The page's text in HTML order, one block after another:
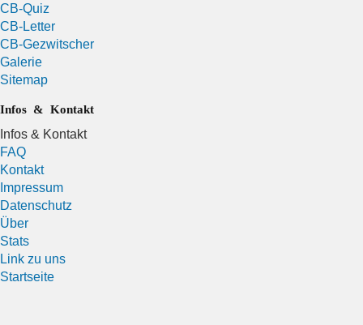
CB-Quiz
CB-Letter
CB-Gezwitscher
Galerie
Sitemap
Infos & Kontakt
Infos & Kontakt
FAQ
Kontakt
Impressum
Datenschutz
Über
Stats
Link zu uns
Startseite